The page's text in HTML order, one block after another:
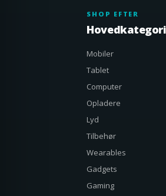
SHOP EFTER
Mobiler
Tablet
Computer
Opladere
Lyd
Tilbehør
Wearables
Gadgets
Gaming